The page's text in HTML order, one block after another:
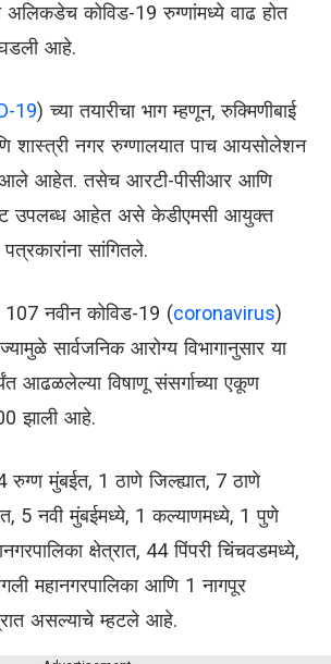
अलिकडेच कोविड-19 रुग्णांमध्ये वाढ होत
आहे.
19) च्या तयारीचा भाग म्हणून, रुक्मिणीबाई
शास्त्री नगर रुग्णालयात पाच आयसोलेशन
आले आहेत. तसेच आरटी-पीसीआर आणि
उपलब्ध आहेत असे केडीएमसी आयुक्त
सांगितले.
107 नवीन कोविड-19 (coronavirus)
सार्वजनिक आरोग्य विभागानुसार या
आढळलेल्या विषाणू संसर्गाच्या एकूण
झाली आहे.
रुग्ण मुंबईत, 1 ठाणे जिल्ह्यात, 7 ठाणे
5 नवी मुंबईमध्ये, 1 कल्याणमध्ये, 1 पुणे
क्षेत्रात, 44 पिंपरी चिंचवडमध्ये,
महानगरपालिका आणि 1 नागपूर
असल्याचे म्हटले आहे.